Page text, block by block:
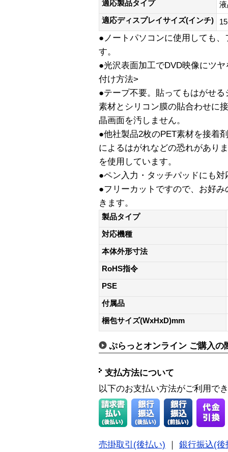
適応製品タイプ
適応ディスプレイサイズ(インチ)
15
●ノートパソコンに使用しても
す。
●光沢表面加工でDVD映像にツ
付け方法>
●テープ不要。貼ってもはがせ
素材とシリコン膜の貼合わせに
晶画面を汚しません。
●他社製品2枚のPET素材を接着
によるはがれなどの恐れがあり
を使用しています。
●ペン入力・タッチパッドにも対
●フリーカットですので、お好
きます。
製品タイプ
対応機種
本体外形寸法
RoHS指令
PSE
付属品
梱包サイズ(WxHxD)mm
ぷらっとオンライン ご購入の
支払方法について
以下のお支払い方法がご利用で
売掛取引(後払い) ｜ 銀行振込(後